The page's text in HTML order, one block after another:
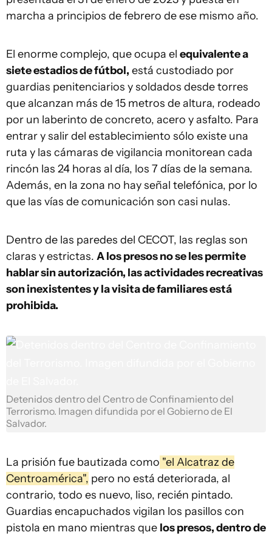
marcha a principios de febrero de ese mismo año.
El enorme complejo, que ocupa el equivalente a
siete estadios de fútbol, está custodiado por
guardias penitenciarios y soldados desde torres
que alcanzan más de 15 metros de altura, rodeado
por un laberinto de concreto, acero y asfalto. Para
entrar y salir del establecimiento sólo existe una
ruta y las cámaras de vigilancia monitorean cada
rincón las 24 horas al día, los 7 días de la semana.
Además, en la zona no hay señal telefónica, por lo
que las vías de comunicación son casi nulas.
Dentro de las paredes del CECOT, las reglas son
claras y estrictas. A los presos no se les permite
hablar sin autorización, las actividades recreativas
son inexistentes y la visita de familiares está
prohibida.
Detenidos dentro del Centro de Confinamiento del
Terrorismo. Imagen difundida por el Gobierno de El
Salvador.
La prisión fue bautizada como "el Alcatraz de
Centroamérica", pero no está deteriorada, al
contrario, todo es nuevo, liso, recién pintado.
Guardias encapuchados vigilan los pasillos con
pistola en mano mientras que los presos, dentro de